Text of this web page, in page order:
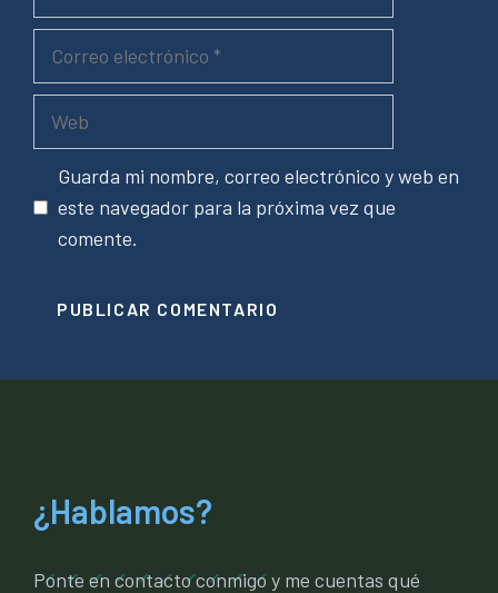
Guarda mi nombre, correo electrónico y web en
este navegador para la próxima vez que
comente.
¿Hablamos?
Ponte en contacto conmigo y me cuentas qué